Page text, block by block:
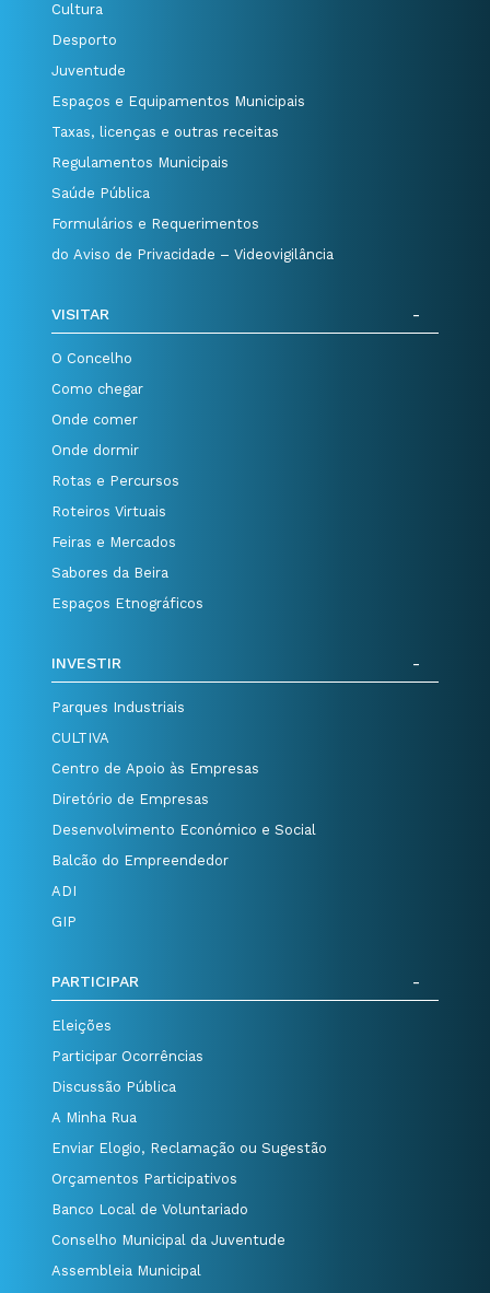
Cultura
Desporto
Juventude
Espaços e Equipamentos Municipais
Taxas, licenças e outras receitas
Regulamentos Municipais
Saúde Pública
Formulários e Requerimentos
do Aviso de Privacidade – Videovigilância
VISITAR
O Concelho
Como chegar
Onde comer
Onde dormir
Rotas e Percursos
Roteiros Virtuais
Feiras e Mercados
Sabores da Beira
Espaços Etnográficos
INVESTIR
Parques Industriais
CULTIVA
Centro de Apoio às Empresas
Diretório de Empresas
Desenvolvimento Económico e Social
Balcão do Empreendedor
ADI
GIP
PARTICIPAR
Eleições
Participar Ocorrências
Discussão Pública
A Minha Rua
Enviar Elogio, Reclamação ou Sugestão
Orçamentos Participativos
Banco Local de Voluntariado
Conselho Municipal da Juventude
Assembleia Municipal